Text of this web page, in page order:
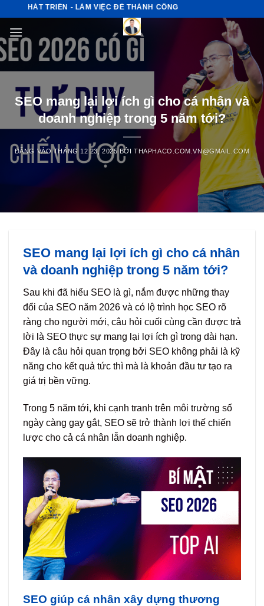
nội
dung
TRIỂN - LÀM VIỆC ĐỂ THÀNH CÔNG
SEO mang lại lợi ích gì cho cá nhân và
doanh nghiệp trong 5 năm tới?
ĐĂNG VÀOTHÁNG 12 23, 2025 BỞITHAPHACO.COM.VN@GMAIL.COM
SEO mang lại lợi ích gì cho cá nhân
và doanh nghiệp trong 5 năm tới?
Sau khi đã hiểu SEO là gì, nắm được những thay
đổi của SEO năm 2026 và có lộ trình học SEO rõ
ràng cho người mới, câu hỏi cuối cùng cần được trả
lời là SEO thực sự mang lại lợi ích gì trong dài hạn.
Đây là câu hỏi quan trọng bởi SEO không phải là kỹ
năng cho kết quả tức thì mà là khoản đầu tư tạo ra
giá trị bền vững.
Trong 5 năm tới, khi cạnh tranh trên môi trường số
ngày càng gay gắt, SEO sẽ trở thành lợi thế chiến
lược cho cả cá nhân lẫn doanh nghiệp.
SEO giúp cá nhân xây dựng thương